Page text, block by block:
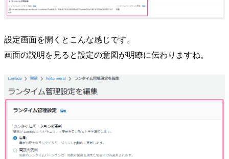
設定画面を開くとこんな感じです。
画面の説明を見ると設定の意図が明瞭に伝わりますね。